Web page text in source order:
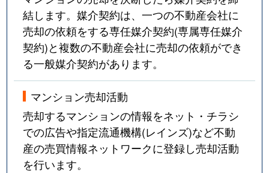
結します。媒介契約は、一つの不動産会社に
売却の依頼をする専任媒介契約(専属専任媒介
契約)と複数の不動産会社に売却の依頼ができ
る一般媒介契約があります。
マンション売却活動
売却するマンションの情報をネット・チラシ
での広告や指定流通機構(レインズ)など不動
産の売買情報ネットワークに登録し売却活動
を行います。